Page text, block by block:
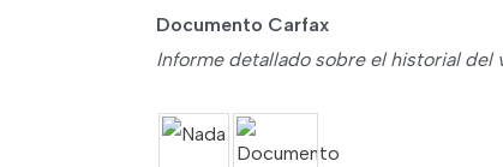
Documento Carfax
Informe detallado sobre el historial